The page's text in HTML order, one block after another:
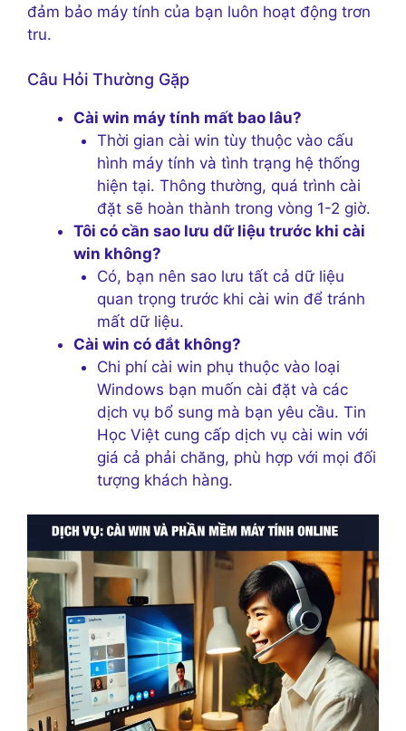
đảm bảo máy tính của bạn luôn hoạt động trơn
tru.
Câu Hỏi Thường Gặp
Cài win máy tính mất bao lâu?
Thời gian cài win tùy thuộc vào cấu
hình máy tính và tình trạng hệ thống
hiện tại. Thông thường, quá trình cài
đặt sẽ hoàn thành trong vòng 1-2 giờ.
Tôi có cần sao lưu dữ liệu trước khi cài
win không?
Có, bạn nên sao lưu tất cả dữ liệu
quan trọng trước khi cài win để tránh
mất dữ liệu.
Cài win có đắt không?
Chi phí cài win phụ thuộc vào loại
Windows bạn muốn cài đặt và các
dịch vụ bổ sung mà bạn yêu cầu. Tin
Học Việt cung cấp dịch vụ cài win với
giá cả phải chăng, phù hợp với mọi đối
tượng khách hàng.